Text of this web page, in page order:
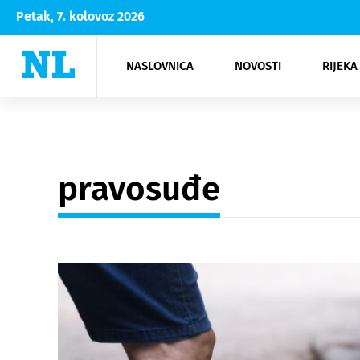
Petak, 7. kolovoz 2026
NASLOVNICA NOVOSTI
Rijeka Opatija
NK
Moda
Kultura
pravosuđe